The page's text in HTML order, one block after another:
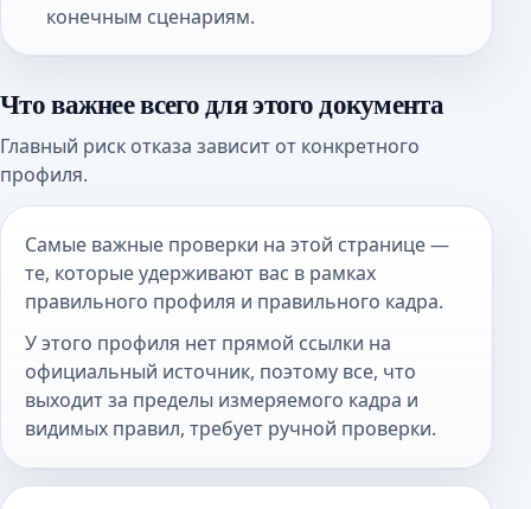
конечным сценариям.
Что важнее всего для этого документа
Главный риск отказа зависит от конкретного
профиля.
Самые важные проверки на этой странице —
те, которые удерживают вас в рамках
правильного профиля и правильного кадра.
У этого профиля нет прямой ссылки на
официальный источник, поэтому все, что
выходит за пределы измеряемого кадра и
видимых правил, требует ручной проверки.